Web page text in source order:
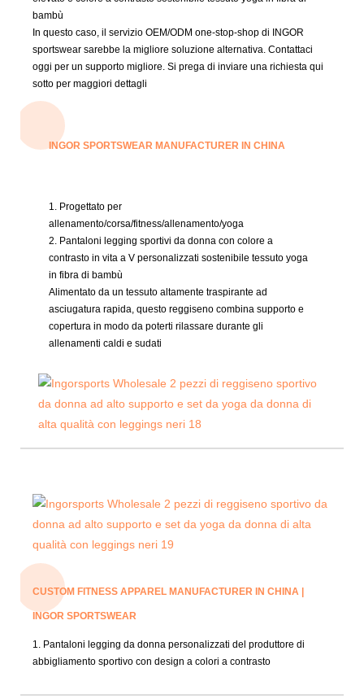
bambù
In questo caso, il servizio OEM/ODM one-stop-shop di INGOR
sportswear sarebbe la migliore soluzione alternativa. Contattaci
oggi per un supporto migliore. Si prega di inviare una richiesta qui
sotto per maggiori dettagli
INGOR SPORTSWEAR MANUFACTURER IN CHINA
1. Progettato per
allenamento/corsa/fitness/allenamento/yoga
2. Pantaloni legging sportivi da donna con colore a
contrasto in vita a V personalizzati sostenibile tessuto yoga
in fibra di bambù
Alimentato da un tessuto altamente traspirante ad
asciugatura rapida, questo reggiseno combina supporto e
copertura in modo da poterti rilassare durante gli
allenamenti caldi e sudati
CUSTOM FITNESS APPAREL MANUFACTURER IN CHINA |
INGOR SPORTSWEAR
1. Pantaloni legging da donna personalizzati del produttore di
abbigliamento sportivo con design a colori a contrasto